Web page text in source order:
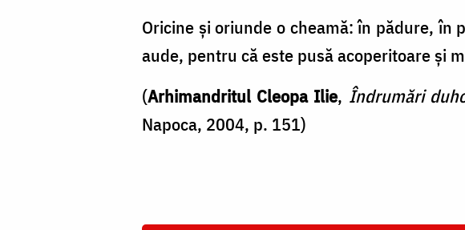
Oricine și oriunde o cheamă: în pădure, în
aude, pentru că este pusă acoperitoare și
(Arhimandritul Cleopa Ilie, Îndrumări
Napoca, 2004, p. 151)